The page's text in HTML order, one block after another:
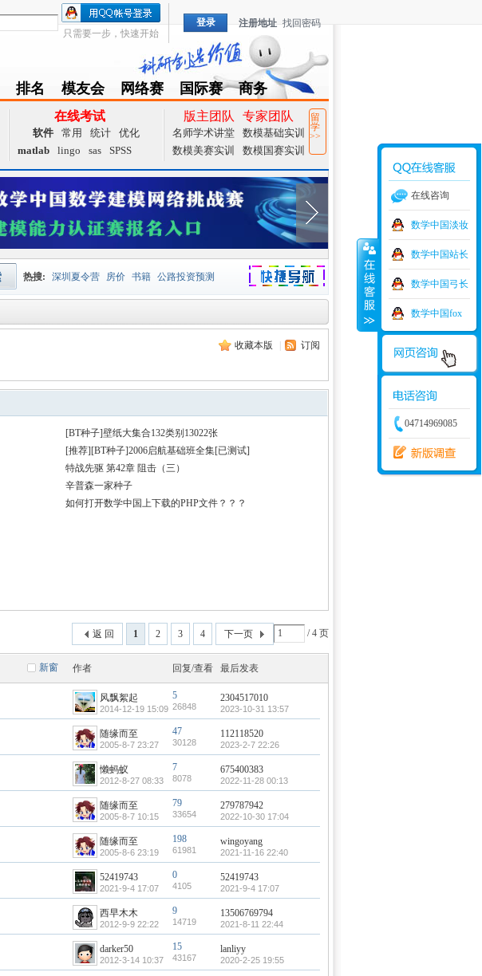
只需要一步，快速开始
登录 注册地址 找回密码
排名
Ranklist
模友会
Club
网络赛
TZMCM
国际赛
CAMCM
商务
Special
在线考试
软件 常用 统计
优化
matlab
lingo sas SPSS
版主团队 专家团队
名师学术讲堂
数模基础实训
数模美赛实训
数模国赛实训
留
学
>>
捷导航
热搜: 深圳夏令营 房价 书籍 公路投资预测
证书下载
Q值法 规划 证书 数学建模 增加体力 比赛
成绩 挑战赛
收藏本版 订阅
[BT种子]壁纸大集合132类别13022张
[推荐][BT种子]2006启航基础班全集[已测试]
特战先驱 第42章 阻击（三）
辛普森一家种子
如何打开数学中国上下载的PHP文件？？？
1 2 3 4 / 4 页
下一页
返 回
新窗 作者 回复/查看 最后发表
风飘絮起
2014-12-19 15:09
5
26848
2304517010
2023-10-31 13:57
随缘而至
2005-8-7 23:27
47
30128
112118520
2023-2-7 22:26
懒蚂蚁
2012-8-27 08:33
7
8078
675400383
2022-11-28 00:13
随缘而至
2005-8-7 10:15
79
33654
279787942
2022-10-30 17:04
随缘而至
2005-8-6 23:19
198
61981
wingoyang
2021-11-16 22:40
52419743
2021-9-4 17:07
0
4105
52419743
2021-9-4 17:07
西早木木
2012-9-9 22:22
9
14719
13506769794
2021-8-11 22:44
darker50
2012-3-14 10:37
15
43167
lanliyy
2020-2-25 19:55
在线咨询
数学中国淡妆
数学中国站长
数学中国弓长
数学中国fox
04714969085